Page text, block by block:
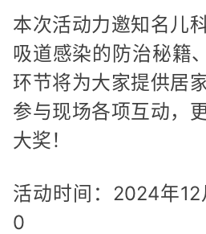
本次活动力邀知名儿
吸道感染的防治秘籍
环节将为大家提供居
参与现场各项互动，
大奖！
活动时间：2024年
0